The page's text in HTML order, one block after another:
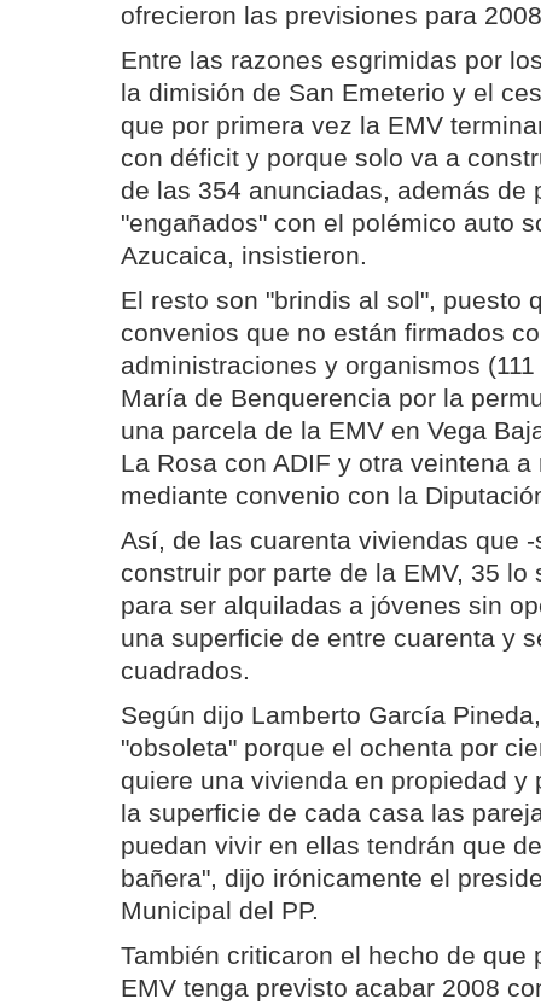
ofrecieron las previsiones para
Entre las razones esgrimidas por
la dimisión de San Emeterio y el
que por primera vez la EMV
con déficit y porque solo va a
de las 354 anunciadas, además de
"engañados" con el polémico auto
Azucaica, insistieron.
El resto son "brindis al sol", puesto
convenios que no están firmados
administraciones y organismos
María de Benquerencia por la
una parcela de la EMV en Vega
La Rosa con ADIF y otra veintena
mediante convenio con la
Así, de las cuarenta viviendas que
construir por parte de la EMV, 35 lo
para ser alquiladas a jóvenes sin
una superficie de entre cuarenta y
cuadrados.
Según dijo Lamberto García
"obsoleta" porque el ochenta por
quiere una vivienda en propiedad y
la superficie de cada casa las
puedan vivir en ellas tendrán que
bañera", dijo irónicamente el
Municipal del PP.
También criticaron el hecho de que
EMV tenga previsto acabar 2008